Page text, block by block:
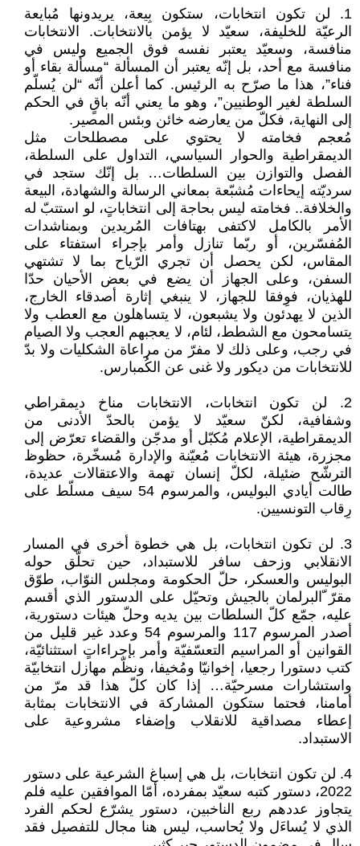
1. لن تكون انتخابات، ستكون بِيعة، يريدونها مُبايعة
الرعيّة للخليفة، سعيّد لا يؤمن بالانتخابات. الانتخابات
منافسة، وسعيّد يعتبر نفسه فوق الجميع وليس في
منافسة مع أحد، بل إنّه يعتبر أن المسألة “مسألة بقاء أو
فناء”، هذا ما صرّح به الرئيس. كما أعلن أنّه “لن يُسلّم
السلطة لغير الوطنيين”، وهو ما يعني أنّه باقٍ في الحكم
إلى النهاية، فكلّ من يعارضه خائن وبئس المصير.
مُعجم فخامته لا يحتوي على مصطلحات مثل
الديمقراطية والحوار السياسي، التداول على السلطة،
الفصل والتوازن بين السلطات… بل إنّك ستجد في
سرديّته إيحاءات مُشبّعة بمعاني الرسالة والشهادة، البيعة
والخلافة.. فخامته ليس بحاجة إلى انتخاباتٍ، لو استتبّ له
الأمر بالكامل لاكتفى بهتافات المُريدين وبمناشدات
المُفسّرين، أو ربّما تنازل وأمر بإجراء استفتاء على
المقاس، لكن يحصل أن تجري الرّياح بما لا تشتهي
السفن، وعلى الجهاز أن يضع في بعض الأحيان حدّا
للهذيان، فوِفقا للجهاز، لا ينبغي إثارة أصدقاء الخارج،
الذين لا يهدئون ولا يشبعون، لا يتساهلون مع العطب ولا
يتسامحون مع الشطط، لئام، لا يعجبهم العجب ولا الصيام
في رجب، وعلى ذلك لا مفرّ من مراعاة الشكليات ولا بدّ
للانتخابات من ديكور ولا غنى عن الكُمبارس.
2. لن تكون انتخابات، الانتخابات مناخ ديمقراطي
وشفافية، لكنّ سعيّد لا يؤمن بالحدّ الأدنى من
الديمقراطية، الإعلام مُكبّل أو مدجّن والقضاء تعرّض إلى
مجزرة، هيئة الانتخابات مُعيّنة والإدارة مُسخّرة، حظوظ
الترشّح ضئيلة، لكلّ إنسان تهمة والاعتقالات عديدة،
طالت أيادي البوليس، والمرسوم 54 سيف مسلّط على
رِقاب التونسيين.
3. لن تكون انتخابات، بل هي خطوة أخرى في المسار
الانقلابي وزحف سافر للاستبداد، حين تحلّق حوله
البوليس والعسكر، حلّ الحكومة ومجلس النوّاب، طوّق
مقرّ ّالبرلمان بالجيش وتحيّل على الدستور الذي أقسم
عليه، جمّع كلّ السلطات بين يديه وحلّ هيئات دستورية،
أصدر المرسوم 117 والمرسوم 54 وعدد غير قليل من
القوانين أو المراسيم التعسّفيّة وأمر بإجراءاتٍ استثنائيّة،
كتب دستورا رجعيا، إخوانيّا ومُخيفا، ونظّم مهازل انتخابيّة
واستشارات مسرحيّة… إذا كان كلّ هذا قد مرّ من
أمامنا، فحتما ستكون المشاركة في الانتخابات بمثابة
إعطاء مصداقية للانقلاب وإضفاء مشروعية على
الاستبداد.
4. لن تكون انتخابات، بل هي إسباغ الشرعية على دستور
2022، دستور كتبه سعيّد بمفرده، أمّا الموافقين عليه فلم
يتجاوز عددهم ربع الناخبين، دستور يشرّع لحكم الفرد
الذي لا يُساءَل ولا يُحاسب، ليس هنا مجال للتفصيل فقد